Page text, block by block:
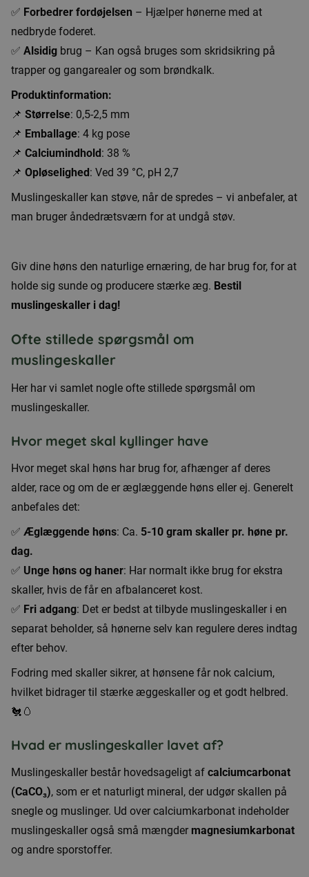
✅ Forbedrer fordøjelsen – Hjælper hønerne med at
nedbryde foderet.
✅ Alsidig brug – Kan også bruges som skridsikring på
trapper og gangarealer og som brøndkalk.
Produktinformation:
📌 Størrelse: 0,5-2,5 mm
📌 Emballage: 4 kg pose
📌 Calciumindhold: 38 %
📌 Opløselighed: Ved 39 °C, pH 2,7
Muslingeskaller kan støve, når de spredes – vi anbefaler, at
man bruger åndedrætsværn for at undgå støv.
Giv dine høns den naturlige ernæring, de har brug for, for at
holde sig sunde og producere stærke æg. Bestil
muslingeskaller i dag!
Ofte stillede spørgsmål om
muslingeskaller
Her har vi samlet nogle ofte stillede spørgsmål om
muslingeskaller.
Hvor meget skal kyllinger have
Hvor meget skal høns har brug for, afhænger af deres
alder, race og om de er æglæggende høns eller ej. Generelt
anbefales det:
✅ Æglæggende høns: Ca. 5-10 gram skaller pr. høne pr.
dag.
✅ Unge høns og haner: Har normalt ikke brug for ekstra
skaller, hvis de får en afbalanceret kost.
✅ Fri adgang: Det er bedst at tilbyde muslingeskaller i en
separat beholder, så hønerne selv kan regulere deres indtag
efter behov.
Fodring med skaller sikrer, at hønsene får nok calcium,
hvilket bidrager til stærke æggeskaller og et godt helbred.
🐔🥚
Hvad er muslingeskaller lavet af?
Muslingeskaller består hovedsageligt af calciumcarbonat
(CaCO₃), som er et naturligt mineral, der udgør skallen på
snegle og muslinger. Ud over calciumkarbonat indeholder
muslingeskaller også små mængder magnesiumkarbonat
og andre sporstoffer.